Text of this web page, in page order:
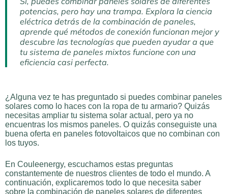
potencias, pero hay una trampa. Explora la ciencia
eléctrica detrás de la combinación de paneles,
aprende qué métodos de conexión funcionan mejor y
descubre las tecnologías que pueden ayudar a que
tu sistema de paneles mixtos funcione con una
eficiencia casi perfecta.
¿Alguna vez te has preguntado si puedes combinar paneles
solares como lo haces con la ropa de tu armario? Quizás
necesitas ampliar tu sistema solar actual, pero ya no
encuentras los mismos paneles. O quizás conseguiste una
buena oferta en paneles fotovoltaicos que no combinan con
los tuyos.
En Couleenergy, escuchamos estas preguntas
constantemente de nuestros clientes de todo el mundo. A
continuación, explicaremos todo lo que necesita saber
sobre la combinación de paneles solares de diferentes